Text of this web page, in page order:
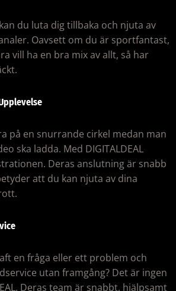
kan du luta dig tillbaka och njuta av
Oavsett om du är sportfantast,
vill ha en bra mix av allt, så har
på en snurrande cirkel medan man
ska ladda. Med DIGITALDEAL
Deras anslutning är snabb
att du kan njuta av dina
en fråga eller ett problem och
utan framgång? Det är ingen
Deras team är snabbt, hjälpsamt